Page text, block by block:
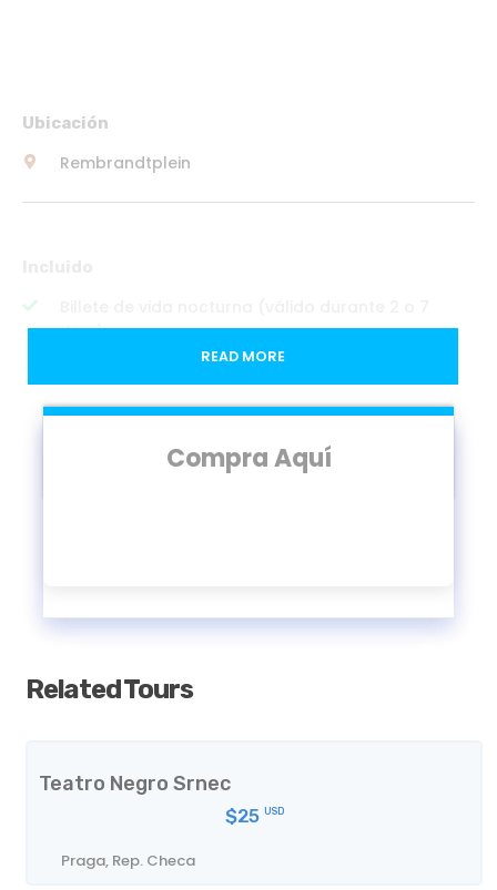
Compra Aquí
Ubicación
Rembrandtplein
días)
Entrada gratis y copa de bienvenida en el Holland
Laser tag 2 x 1 y Glow Golf en Lovers Powerzone
Invitación especial a un evento en uno de los
Bebida de bienvenida en 8 de los clubes
Mapa
READ MORE
Related Tours
Teatro Negro Srnec
$25 USD
Praga, Rep. Checa